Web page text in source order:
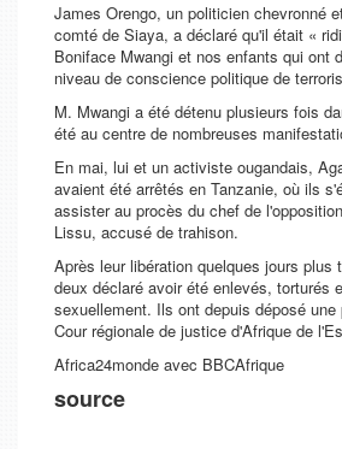
James Orengo, un politicien chevronné
comté de Siaya, a déclaré qu'il était «
Boniface Mwangi et nos enfants qui ont
niveau de conscience politique de
M. Mwangi a été détenu plusieurs fois
été au centre de nombreuses
En mai, lui et un activiste ougandais,
avaient été arrêtés en Tanzanie, où ils
assister au procès du chef de
Lissu, accusé de trahison.
Après leur libération quelques jours plus
deux déclaré avoir été enlevés, torturés
sexuellement. Ils ont depuis déposé
Cour régionale de justice d'Afrique de
Africa24monde avec BBCAfrique
source